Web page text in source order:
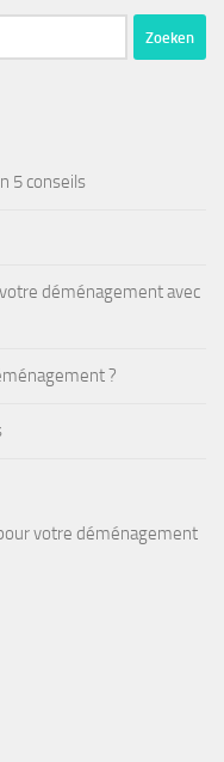
5 conseils
déménagement avec
?
votre déménagement